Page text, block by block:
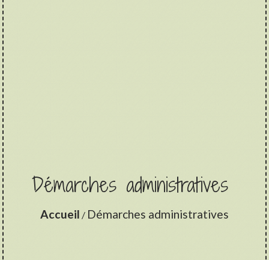
Démarches administratives
Accueil / Démarches administratives